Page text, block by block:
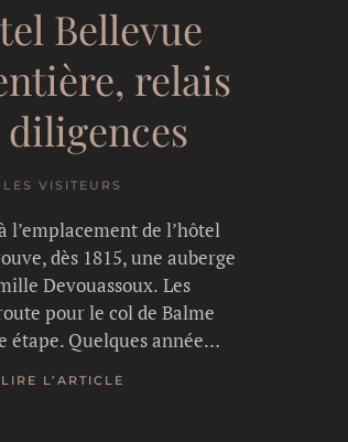
Bellevue
relais
diligences
LES VISITEURS
l’emplacement de l’hôtel
dès 1815, une auberge
Devouassoux. Les
pour le col de Balme
étape. Quelques année…
LIRE L’ARTICLE